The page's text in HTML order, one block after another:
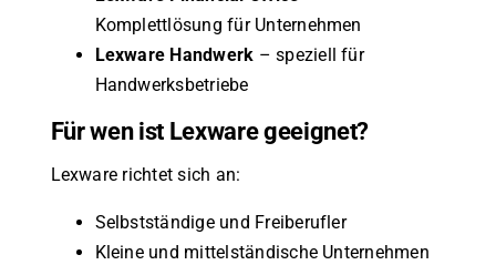
Komplettlösung für Unternehmen
Lexware Handwerk – speziell für
Handwerksbetriebe
Für wen ist Lexware geeignet?
Lexware richtet sich an:
Selbstständige und Freiberufler
Kleine und mittelständische Unternehmen